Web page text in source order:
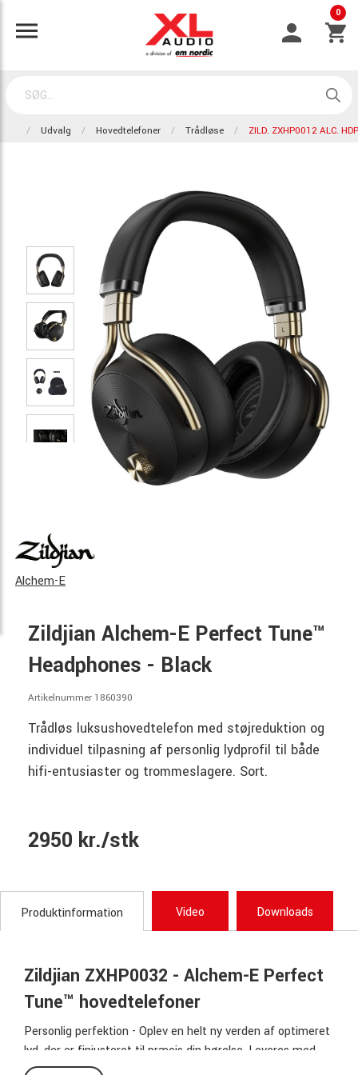
0
Udvalg Hovedtelefoner Trådløse ZILD. ZXHP0012 ALC.
Alchem-E
Zildjian Alchem-E Perfect Tune™
Headphones - Black
Artikelnummer 1860390
Trådløs luksushovedtelefon med støjreduktion og
individuel tilpasning af personlig lydprofil til både
hifi-entusiaster og trommeslagere. Sort.
2950 kr./stk
Produktinformation Video Downloads
Zildjian ZXHP0032 - Alchem-E Perfect
Tune™ hovedtelefoner
Personlig perfektion - Oplev en helt ny verden af ​​optimeret
lyd, der er finjusteret til præcis din hørelse. Leveres med
elegant sort bæretaske, ladekabel, lydkabel med oprul, 6,35